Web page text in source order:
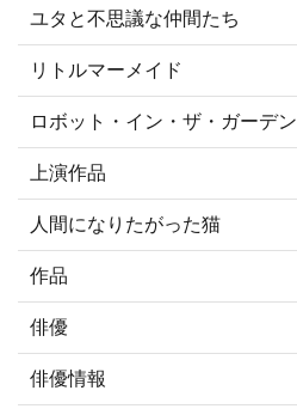
ユタと不思議な仲間たち
リトルマーメイド
ロボット・イン・ザ・ガーデン
上演作品
人間になりたがった猫
作品
俳優
俳優情報